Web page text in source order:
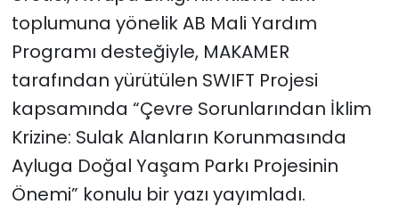
toplumuna yönelik AB Mali Yardım
Programı desteğiyle, MAKAMER
tarafından yürütülen SWIFT Projesi
kapsamında “Çevre Sorunlarından İklim
Krizine: Sulak Alanların Korunmasında
Ayluga Doğal Yaşam Parkı Projesinin
Önemi” konulu bir yazı yayımladı.
Video Galeri
YAŞAM
Yazarlar